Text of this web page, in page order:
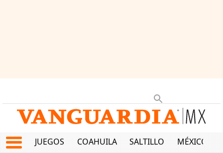
JUEGOS COAHUILA SALTILLO MÉXICO